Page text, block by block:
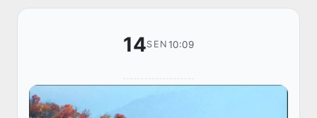
14SEN 10:09